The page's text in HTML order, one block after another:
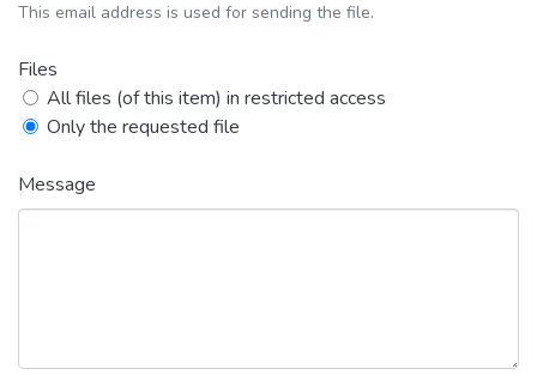
This email address is used for sending the file.
Files
All files (of this item) in restricted access
Only the requested file
Message